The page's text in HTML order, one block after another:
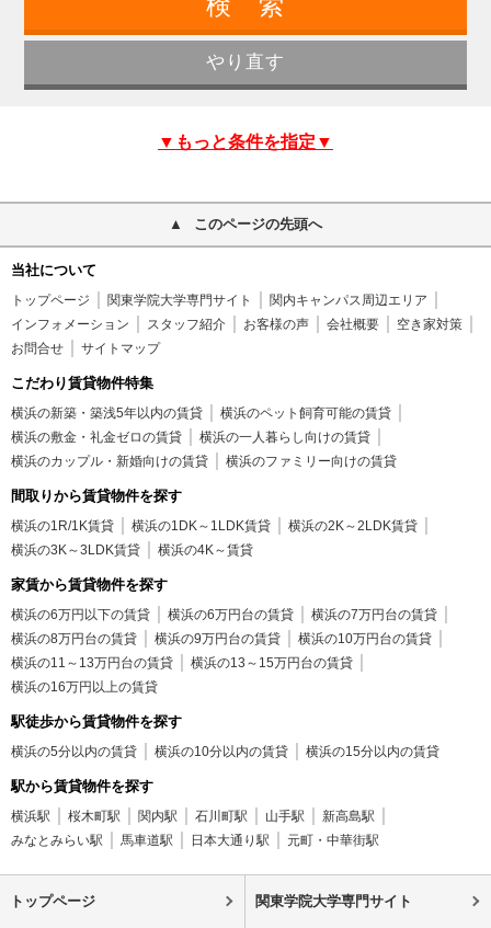
▼もっと条件を指定▼
このページの先頭へ
当社について
トップページ 関東学院大学専門サイト
関内キャンパス周辺エリア
インフォメーション
スタッフ紹介 お客様の声 会社概要
空き家対策
お問合せ
サイトマップ
こだわり賃貸物件特集
横浜の新築・築浅5年以内の賃貸
横浜のペット飼育可能の賃貸
横浜の敷金・礼金ゼロの賃貸
横浜の一人暮らし向けの賃貸
横浜のカップル・新婚向けの賃貸
横浜のファミリー向けの賃貸
間取りから賃貸物件を探す
横浜の1R/1K賃貸 横浜の1DK～1LDK賃貸
横浜の2K～2LDK賃貸
横浜の3K～3LDK賃貸
横浜の4K～賃貸
家賃から賃貸物件を探す
横浜の6万円以下の賃貸 横浜の6万円台の賃貸
横浜の7万円台の賃貸
横浜の8万円台の賃貸
横浜の9万円台の賃貸
横浜の10万円台の賃貸
横浜の11～13万円台の賃貸
横浜の13～15万円台の賃貸
横浜の16万円以上の賃貸
駅徒歩から賃貸物件を探す
横浜の5分以内の賃貸 横浜の10分以内の賃貸 横浜の15分以内の賃貸
駅から賃貸物件を探す
横浜駅 桜木町駅 関内駅 石川町駅 山手駅
新高島駅
みなとみらい駅
馬車道駅 日本大通り駅 元町・中華街駅
トップページ 関東学院大学専門サイト